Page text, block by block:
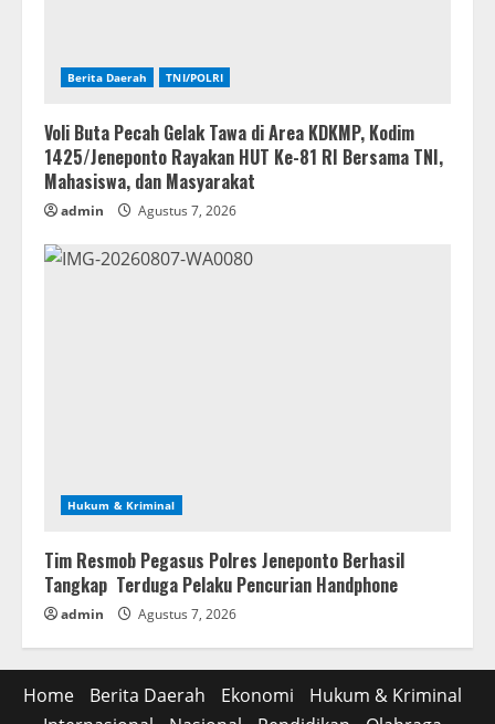
Berita Daerah TNI/POLRI
Voli Buta Pecah Gelak Tawa di Area KDKMP, Kodim
1425/Jeneponto Rayakan HUT Ke-81 RI Bersama TNI,
Mahasiswa, dan Masyarakat
admin Agustus 7, 2026
Hukum & Kriminal
Tim Resmob Pegasus Polres Jeneponto Berhasil
Tangkap Terduga Pelaku Pencurian Handphone
admin Agustus 7, 2026
Home Berita Daerah Ekonomi
Hukum & Kriminal